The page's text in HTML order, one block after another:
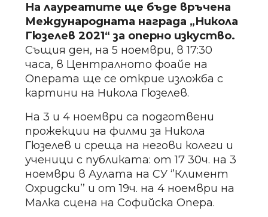
На лауреатите ще бъде връчена
Международната награда „Никола
Гюзелев 2021“ за оперно изкуство.
Същия ден, на 5 ноември, в 17:30
часа, в Централното фоайе на
Операта ще се открие изложба с
картини на Никола Гюзелев.
На 3 и 4 ноември са подготвени
прожекции на филми за Никола
Гюзелев и среща на негови колеги и
ученици с публиката: от 17 30ч. на 3
ноември в Аулата на СУ ‘’Климент
Охридски’’ и от 19ч. на 4 ноември на
Малка сцена на Софийска Опера.